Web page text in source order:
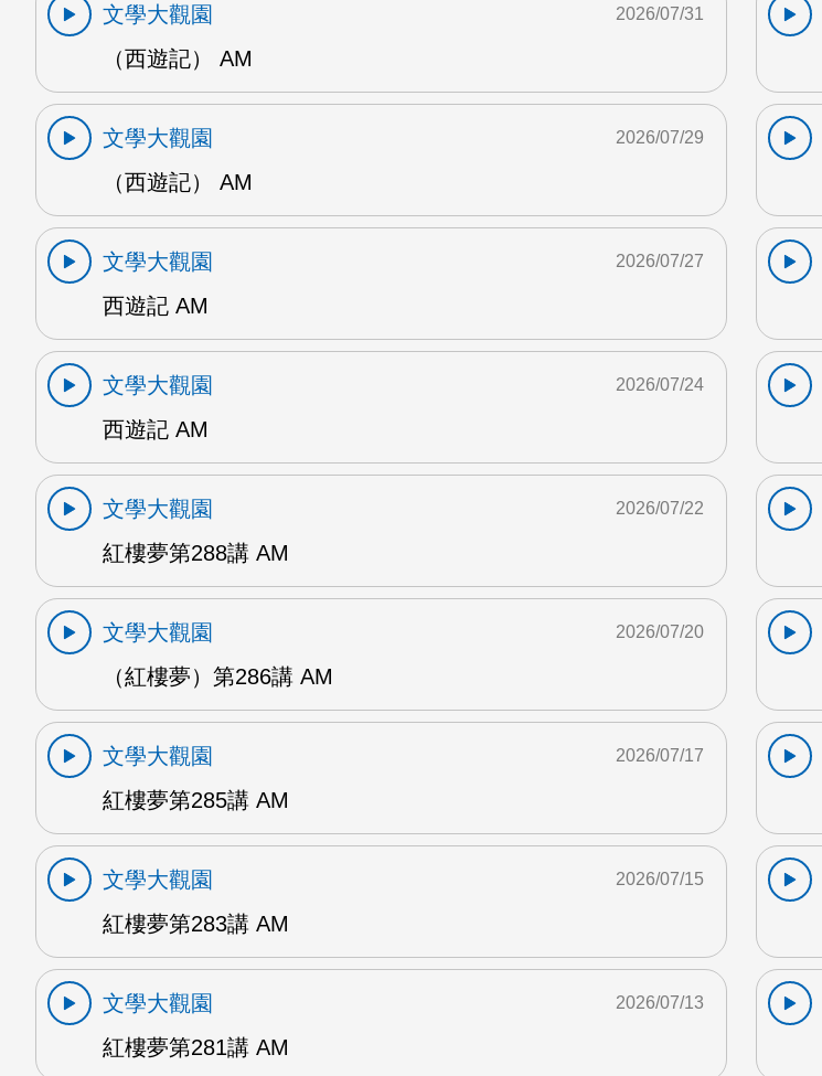
文學大觀園
（西遊記） AM
2026/07/31
文學大觀園
（西遊記） AM
2026/07/29
文學大觀園
西遊記 AM
2026/07/27
文學大觀園
西遊記 AM
2026/07/24
文學大觀園
紅樓夢第288講 AM
2026/07/22
文學大觀園
（紅樓夢）第286講 AM
2026/07/20
文學大觀園
紅樓夢第285講 AM
2026/07/17
文學大觀園
紅樓夢第283講 AM
2026/07/15
文學大觀園
紅樓夢第281講 AM
2026/07/13